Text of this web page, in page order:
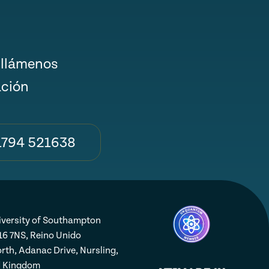
521638
of Southampton
7NS, Reino Unido
Adanac Drive, Nursling,
Kingdom